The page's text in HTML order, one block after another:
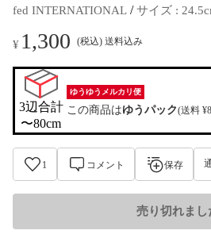
fed INTERNATIONAL / サイズ :
¥ 1,300 (税込) 送料込み
3辺合計
〜80cm
ゆうゆうメルカリ便
この商品はゆうパック(送料
1 コメント 保存
売り切れまし